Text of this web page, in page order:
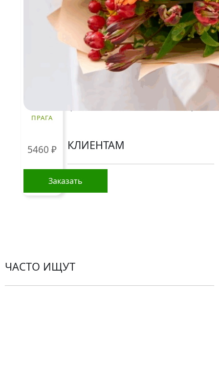
ПРАГА
5460 ₽
Заказать
Стоимость букетов и композиций, указанная
на сайте, ориентировочна и может меняться.
Окончательная цена зависит от доступности
определенных видов цветов, времени года, а
также может быть выше в периоды
праздников и предпраздничных дней.
Информация о составе букетов, ценах на
товары и услуги, представленная на данном
сайте, предназначена исключительно для
ознакомления и не является публичной
офертой, как это определено в Статье 437(2)
Гражданского кодекса Российской Федерации.
КЛИЕНТАМ
Политика конфиденциальности
Пользовательское соглашение
ЧАСТО ИЩУТ